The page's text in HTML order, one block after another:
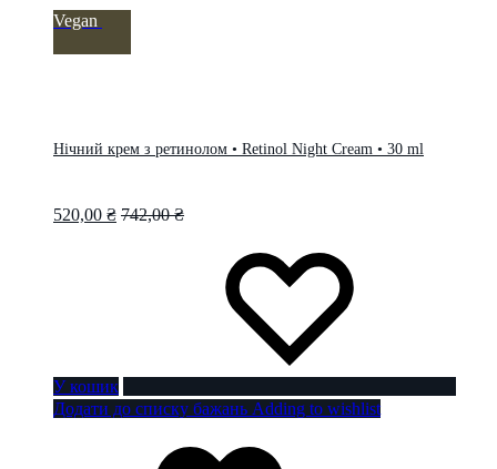
Vegan
Нічний крем з ретинолом • Retinol Night Cream • 30 ml
520,00 ₴ 742,00₴
У кошик
Додати до списку бажань Adding to wishlist